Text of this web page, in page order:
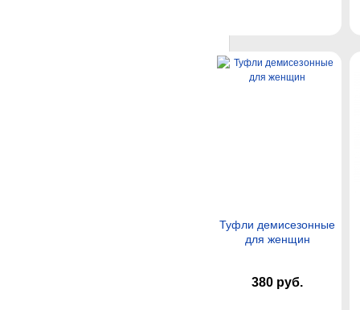
Туфли демисезонные
для женщин
380 руб.